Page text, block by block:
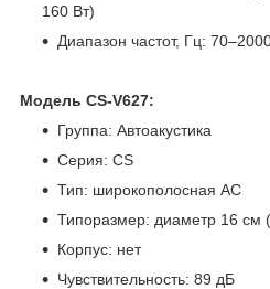
160 Вт)
Диапазон частот, Гц:
Модель CS-V627:
Группа: Автоакустика
Серия: CS
Тип: широкополосная АС
Типоразмер: диаметр 16 см
Корпус: нет
Чувствительность: 89 дБ